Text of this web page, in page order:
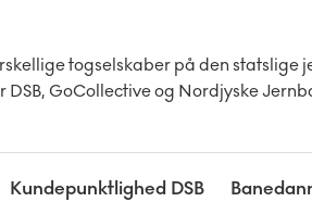
togselskaber på den statslige
DSB, GoCollective og Nordjyske
Kundepunktlighed DSB